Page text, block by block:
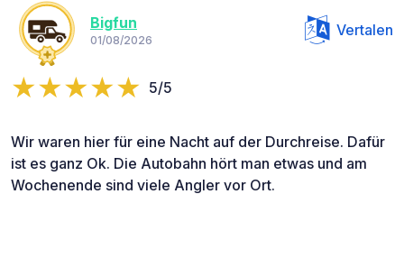
Bigfun
01/08/2026
Vertalen
5/5
Wir waren hier für eine Nacht auf der Durchreise. Dafür
ist es ganz Ok. Die Autobahn hört man etwas und am
Wochenende sind viele Angler vor Ort.